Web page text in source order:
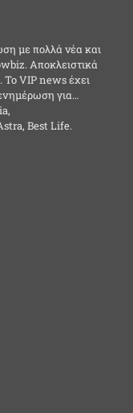
με πολλά νέα και
Αποκλειστικά
VIP news έχει
για…
Best Life.